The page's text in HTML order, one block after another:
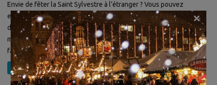
Envie de fêter la Saint Sylvestre à l’étranger ? Vous pouvez
emmener votre famille ou vos amis dans un lieu spécial pour
démarrer l’année 2020 en beauté ! Voici notre sélection des 6
meilleurs endroits où fêter le Nouvel An. #1 New York New York te
fait déjà rêver ? Imagine la ville plongée dans […]
Lire plus
×